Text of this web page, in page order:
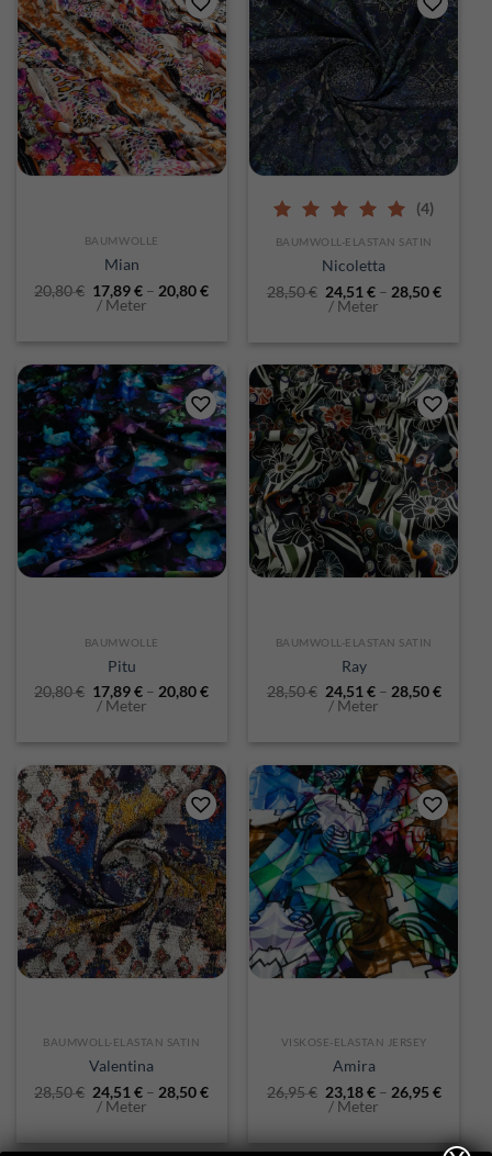
BAUMWOLLE
Mian
20,80€ 17,89€ – 20,80€
/ Meter
5.00 out of 5
(4)
BAUMWOLL-ELASTAN SATIN
Nicoletta
28,50€ 24,51 €– 28,50€
/ Meter
BAUMWOLLE
Pitu
20,80€ 17,89€ –20,80€
/ Meter
BAUMWOLL-ELASTAN SATIN
Ray
28,50€ 24,51€– 28,50€
/ Meter
BAUMWOLL-ELASTAN SATIN
Valentina
28,50€ 24,51€ – 28,50€
/ Meter
VISKOSE-ELASTAN JERSEY
Amira
26,95€ 23,18€– 26,95 €
/ Meter